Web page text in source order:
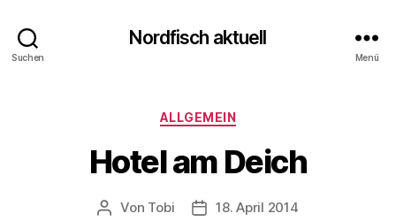
Suchen
Nordfisch aktuell
Menü
Kategorien
ALLGEMEIN
Hotel am Deich
Beitragsautor
Von Tobi Beitragsdatum
18. April 2014